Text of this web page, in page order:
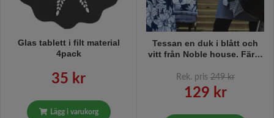
Glas tablett i filt material
4pack
35 kr
Lägg i varukorg
Tessan en duk i blått och
vitt från Noble house. Färg:
Rek. pris 249 kr
129 kr